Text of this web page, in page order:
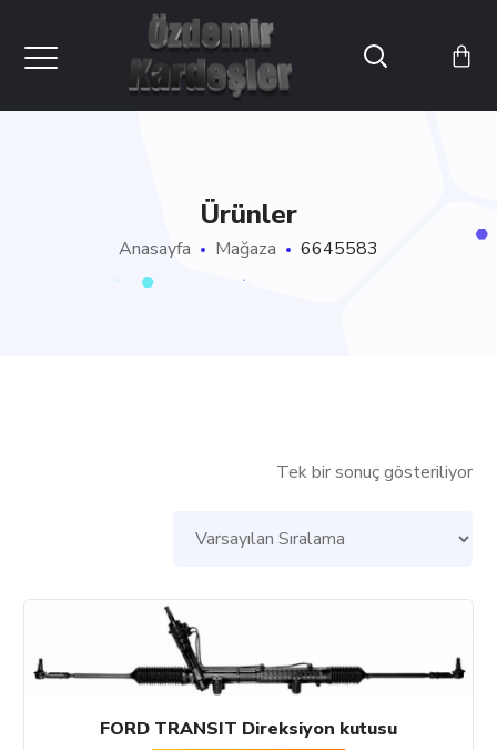
Ürünler
Anasayfa Mağaza 6645583
Tek bir sonuç gösteriliyor
FORD TRANSIT Direksiyon kutusu